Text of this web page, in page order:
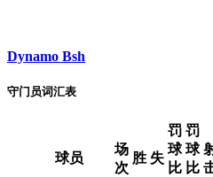
Dynamo Bsh
守门员词汇表
球员
场
次
胜 失
罚
球
比
罚
球
比